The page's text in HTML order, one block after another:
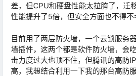
差，但CPU和硬盘性能太拉胯了，迁
性能提升了5倍，但安全方面也不得不
目前用了两层防火墙，一个云锁服务
墙插件，这两个都是软件防火墙，会
击力度过大也顶不住，但腾讯的高防
高，我想结合利用一下我的那台高防